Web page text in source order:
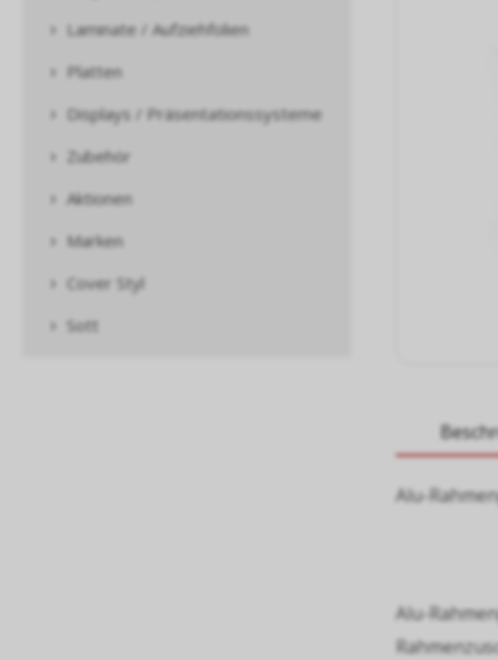
Laminate / Aufziehfolien
Platten
Displays / Präsentationssysteme
Zubehör
Aktionen
Marken
Cover Styl
Sott
Alu-
Alu-